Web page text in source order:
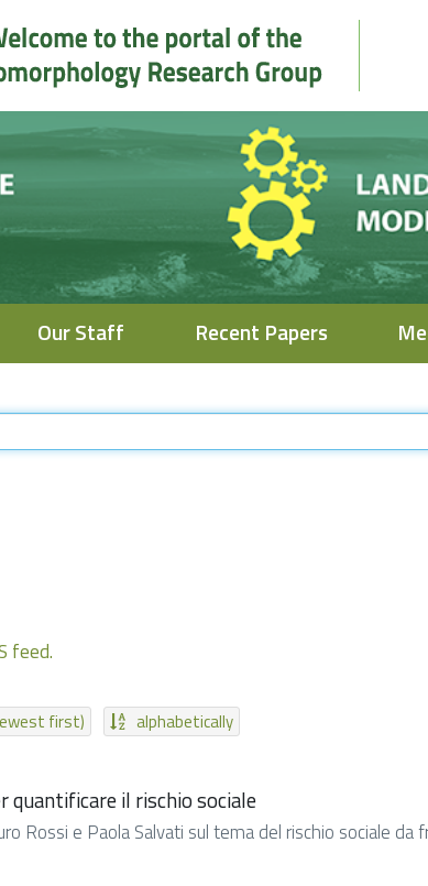
Our Staff Recent Papers
feed.
first) alphabetically
quantificare il rischio sociale
Rossi e Paola Salvati sul tema del rischio sociale